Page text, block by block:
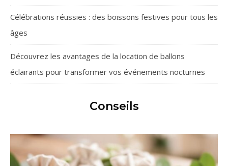
Célébrations réussies : des boissons festives pour tous les
âges
Découvrez les avantages de la location de ballons
éclairants pour transformer vos événements nocturnes
Conseils